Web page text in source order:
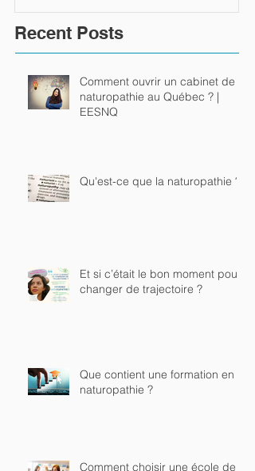
Recent Posts
Comment ouvrir un cabinet de
naturopathie au Québec ? |
EESNQ
Qu'est-ce que la naturopathie ?
Et si c’était le bon moment pour
changer de trajectoire ?
Que contient une formation en
naturopathie ?
Comment choisir une école de